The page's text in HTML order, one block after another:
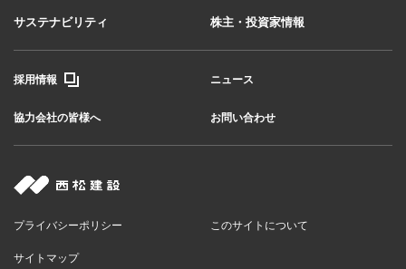
サステナビリティ 株主・投資家情報
採用情報 ニュース
協力会社の皆様へ お問い合わせ
プライバシーポリシー このサイトについて
サイトマップ